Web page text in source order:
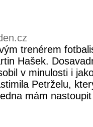
trenérem
Hašek.
v minulosti i
Petrželu,
mám